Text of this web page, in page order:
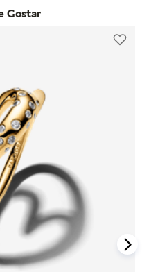
acompanhado da nota
para troca ou reembolso.
realizada no site, é
de sete dias corridos
ser enviado em perfeito
e todos os acessórios
online quanto em
contato com o SAC da
pedido, fotos do produto e
confirmado um defeito de
um reembolso para uma
produto dentro do prazo
seja identificado dentro
a substituição do produto
fabricados e
canais oficiais. A empresa
adquiridos em lojas não
sua autenticidade nem os
adotados por terceiros.
danos decorrentes de
de acessórios de outras
O uso de charms que não
a durabilidade dos
seguir as instruções de
Gostar